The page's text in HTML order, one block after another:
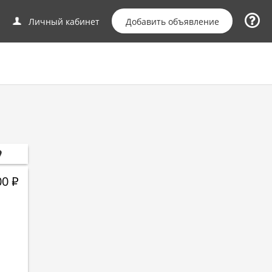
Личный кабинет Добавить объявление
Р